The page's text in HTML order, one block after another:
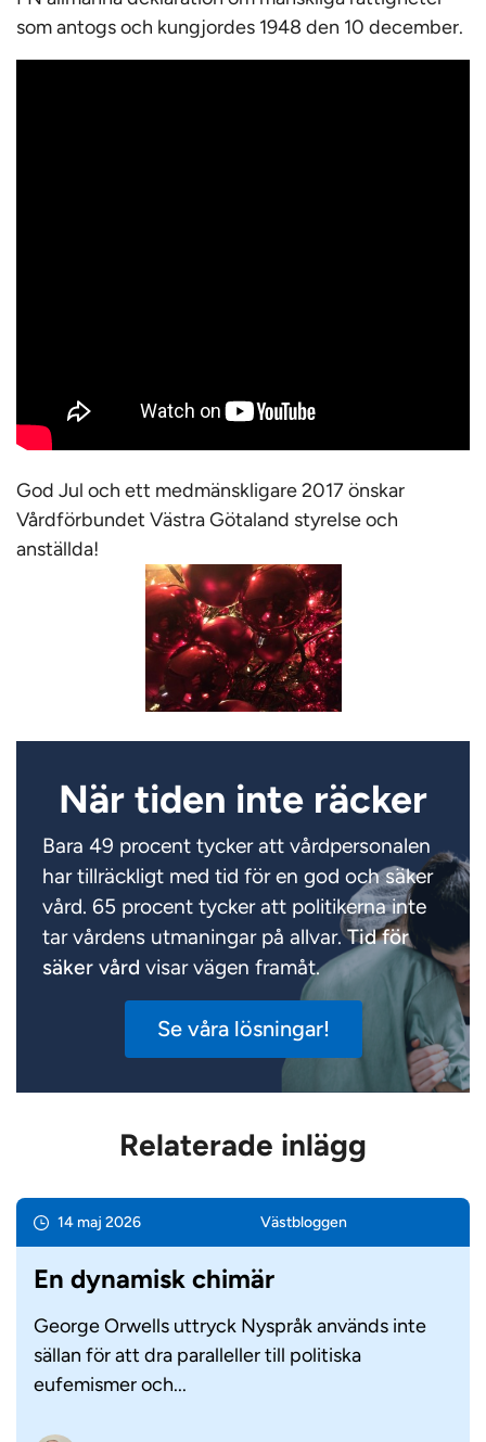
som antogs och kungjordes 1948 den 10 december.
God Jul och ett medmänskligare 2017 önskar
Vårdförbundet Västra Götaland styrelse och
anställda!
När tiden inte räcker
Bara 49 procent tycker att vårdpersonalen
har tillräckligt med tid för en god och säker
vård. 65 procent tycker att politikerna inte
tar vårdens utmaningar på allvar.Tid för
säker vård visar vägen framåt.
Se våra lösningar!
Relaterade inlägg
14 maj 2026 Väst­bloggen
En dynamisk chimär
George Orwells uttryck Nyspråk används inte
sällan för att dra paralleller till politiska
eufemismer och...